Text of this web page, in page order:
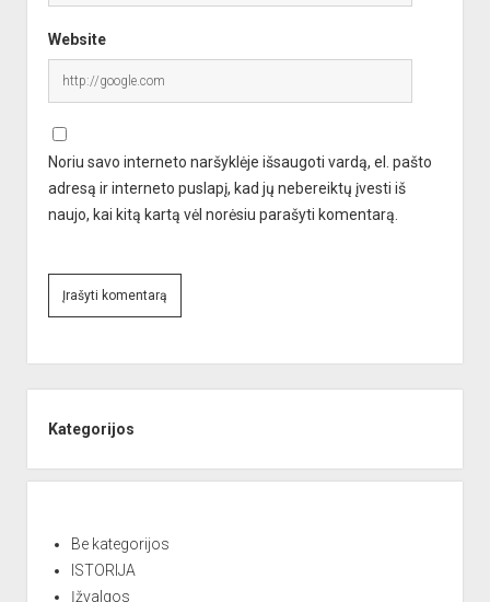
Website
Noriu savo interneto naršyklėje išsaugoti vardą, el. pašto
adresą ir interneto puslapį, kad jų nebereiktų įvesti iš
naujo, kai kitą kartą vėl norėsiu parašyti komentarą.
e
n
Kategorijos
Be kategorijos
ISTORIJA
Įžvalgos